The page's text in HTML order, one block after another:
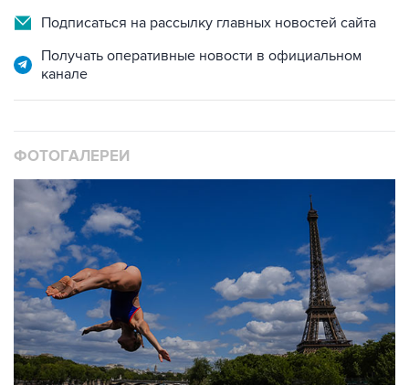
Подписаться на рассылку главных новостей сайта
Получать оперативные новости в официальном
канале
ФОТОГАЛЕРЕИ